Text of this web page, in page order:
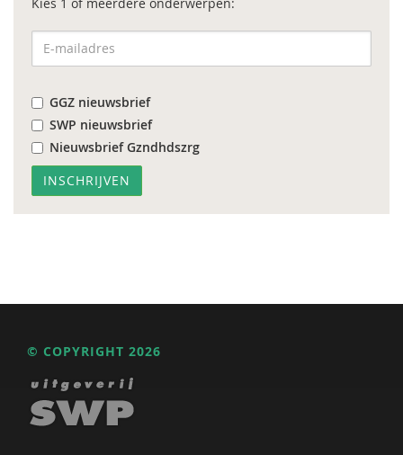
GGZ nieuwsbrief
SWP nieuwsbrief
Nieuwsbrief Gzndhdszrg
© COPYRIGHT 2026